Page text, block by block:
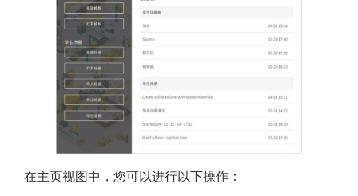
在主页视图中，您可以进行以下操作：